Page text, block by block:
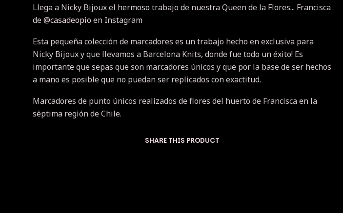
Llega a Nicky Bijoux el hermoso trabajo de nuestra Queen de la Flores... Francisca
de@casadeopioen Instagram
Esta pequeña colección de marcadores es un trabajo hecho en exclusiva para
Nicky Bijoux y que llevamos a Barcelona Knits, donde fue todo un éxito! Es
importante que sepas que son marcadores únicos y que por la base de ser hechos
a mano es posible que no puedan ser replicados con exactitud.
Marcadores de punto únicos realizados de flores del huerto de Francisca en la
séptima región de Chile.
SHARE THIS PRODUCT